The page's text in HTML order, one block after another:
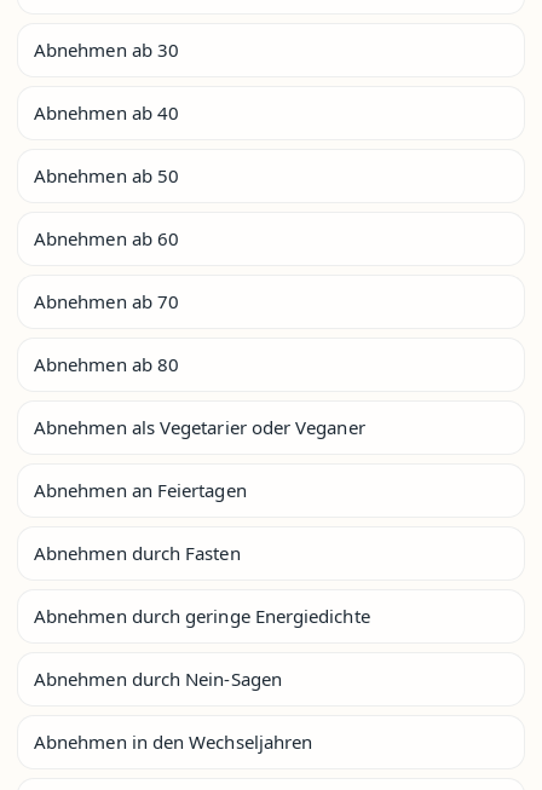
Abnehmen ab 30
Abnehmen ab 40
Abnehmen ab 50
Abnehmen ab 60
Abnehmen ab 70
Abnehmen ab 80
Abnehmen als Vegetarier oder Veganer
Abnehmen an Feiertagen
Abnehmen durch Fasten
Abnehmen durch geringe Energiedichte
Abnehmen durch Nein-Sagen
Abnehmen in den Wechseljahren